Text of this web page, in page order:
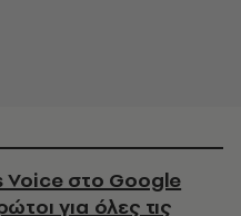
Voice στο Google
για όλες τις